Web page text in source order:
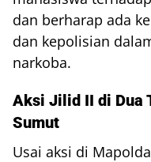
dan berharap ada
dan kepolisian
narkoba.
Aksi Jilid II di Dua
Sumut
Usai aksi di